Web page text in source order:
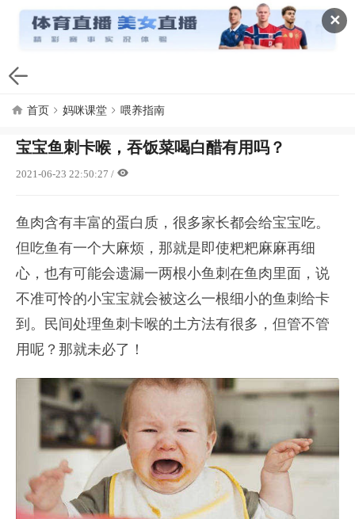
✕
首页 妈咪课堂 喂养指南
宝宝鱼刺卡喉，吞饭菜喝白醋有用吗？
2021-06-23 22:50:27 /
鱼肉含有丰富的蛋白质，很多家长都会给宝宝吃。
但吃鱼有一个大麻烦，那就是即使粑粑麻麻再细
心，也有可能会遗漏一两根小鱼刺在鱼肉里面，说
不准可怜的小宝宝就会被这么一根细小的鱼刺给卡
到。民间处理鱼刺卡喉的土方法有很多，但管不管
用呢？那就未必了！